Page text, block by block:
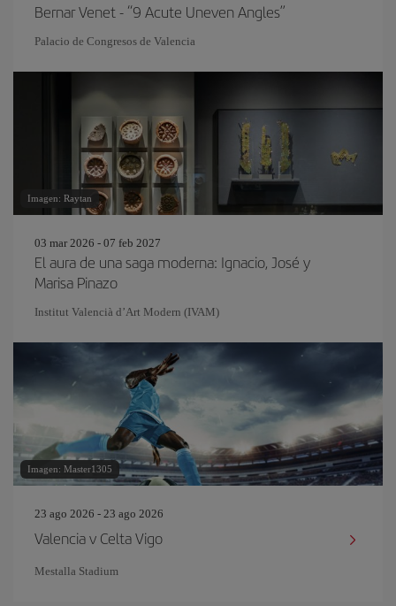
Bernar Venet - “9 Acute Uneven Angles”
Palacio de Congresos de Valencia
Imagen: Raytan
03 mar 2026 - 07 feb 2027
El aura de una saga moderna: Ignacio, José y
Marisa Pinazo
Institut Valencià d’Art Modern (IVAM)
Imagen: Master1305
23 ago 2026 - 23 ago 2026
Valencia v Celta Vigo
Mestalla Stadium